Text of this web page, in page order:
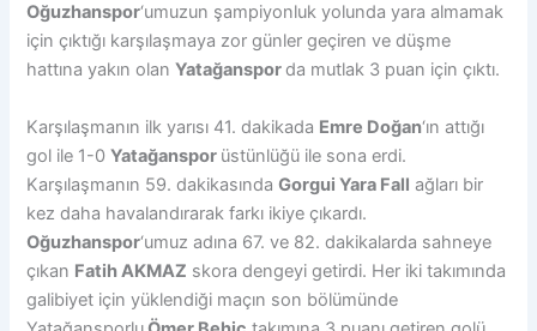
Oğuzhanspor‘umuzun şampiyonluk yolunda yara almamak
için çıktığı karşılaşmaya zor günler geçiren ve düşme
hattına yakın olanYatağansporda mutlak 3 puan için çıktı.
Karşılaşmanın ilk yarısı 41. dakikada Emre Doğan‘ın attığı
gol ile 1-0Yatağanspor üstünlüğü ile sona erdi.
Karşılaşmanın 59. dakikasındaGorgui Yara Fall ağları bir
kez daha havalandırarak farkı ikiye çıkardı.
Oğuzhanspor‘umuz adına 67. ve 82. dakikalarda sahneye
çıkan Fatih AKMAZ skora dengeyi getirdi. Her iki takımında
galibiyet için yüklendiği maçın son bölümünde